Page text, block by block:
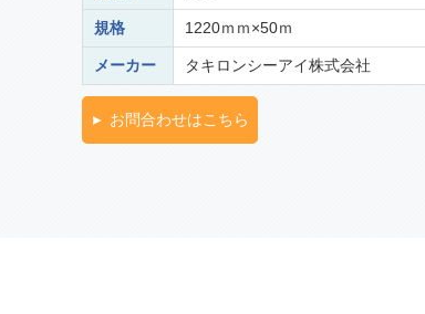
規格 1220ｍｍ×50ｍ
メーカー タキロンシーアイ株式会社
お問合わせはこちら